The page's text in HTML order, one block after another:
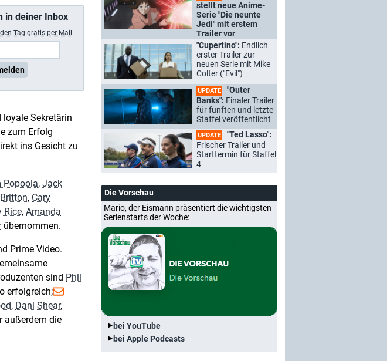
in deiner Inbox
Tag gratis per Mail.
Sekretärin
zum Erfolg
ins Gesicht zu
Popoola, Jack
, Cary
Rice, Amanda
übernommen.
Prime Video.
sind Phil
erfolgreich;
, Dani Shear,
außerdem die
stellt neue Anime-
Serie "Die neunte
Jedi" mit erstem
Trailer vor
"Cupertino": Endlich
erster Trailer zur
neuen Serie mit Mike
Colter ("Evil")
UPDATE
"Outer
Banks": Finaler Trailer
für fünften und letzte
Staffel veröffentlicht
UPDATE
"Ted Lasso":
Frischer Trailer und
Starttermin für Staffel
4
Die Vorschau
Mario, der Eismann präsentiert die wichtigsten
Serienstarts der Woche:
bei YouTube
bei Apple Podcasts